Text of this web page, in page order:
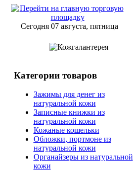
Сегодня 07 августа, пятница
Категории товаров
Зажимы для денег из
натуральной кожи
Записные книжки из
натуральной кожи
Кожаные кошельки
Обложки, портмоне из
натуральной кожи
Органайзеры из натуральной
кожи